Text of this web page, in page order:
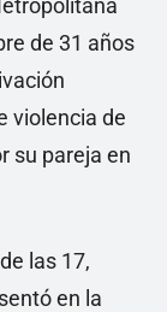
de 31 años
violencia de
su pareja en
las 17,
en la